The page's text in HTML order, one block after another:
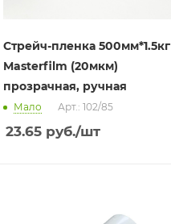
Стрейч-пленка 500мм*1.5кг
Masterfilm (20мкм)
прозрачная, ручная
Мало Арт.: 102/85
23.65руб./шт